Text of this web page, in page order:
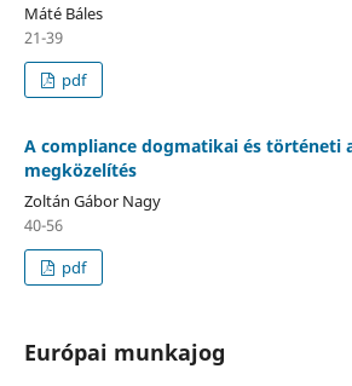
Máté Báles
21-39
pdf
A compliance dogmatikai és történeti
megközelítés
Zoltán Gábor Nagy
40-56
pdf
Európai munkajog